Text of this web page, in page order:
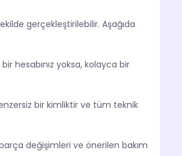
gerçekleştirilebilir. Aşağıda
hesabınız yoksa, kolayca bir
bir kimliktir ve tüm teknik
değişimleri ve önerilen bakım